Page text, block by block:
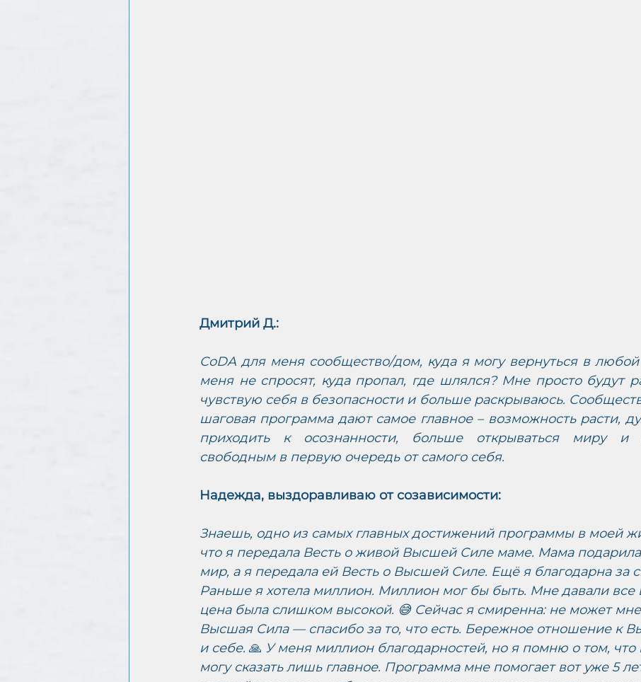
Дмитрий Д.:
СoDA для меня сообщество/дом, куда я могу вернуться в
меня не спросят, куда пропал, где шлялся? Мне просто будут
чувствую себя в безопасности и больше раскрываюсь.
шаговая программа дают самое главное – возможность расти,
приходить к осознанности, больше открываться миру и
свободным в первую очередь от самого себя.
Надежда, выздоравливаю от созависимости:
Знаешь, одно из самых главных достижений программы в моей
что я передала Весть о живой Высшей Силе маме. Мама
мир, а я передала ей Весть о Высшей Силе. Ещё я благодарна за
Раньше я хотела миллион. Миллион мог бы быть. Мне давали
цена была слишком высокой. 😅 Сейчас я смиренна: не может мне
Высшая Сила — спасибо за то, что есть. Бережное отношение к
и себе. 🙏 У меня миллион благодарностей, но я помню о том, что
могу сказать лишь главное. Программа мне помогает вот уже 5